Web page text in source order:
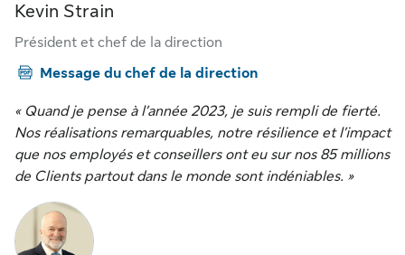
Kevin Strain
Président et chef de la direction
Message du chef de la direction
« Quand je pense à l’année 2023, je suis rempli de fierté.
Nos réalisations remarquables, notre résilience et l’impact
que nos employés et conseillers ont eu sur nos 85 millions
de Clients partout dans le monde sont indéniables. »